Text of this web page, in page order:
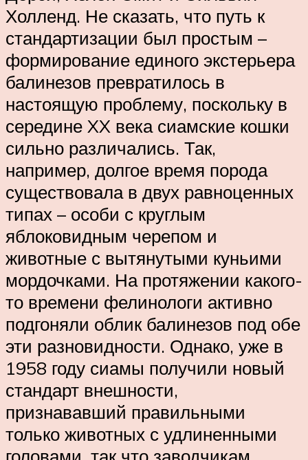
Холленд. Не сказать, что путь к
стандартизации был простым –
формирование единого экстерьера
балинезов превратилось в
настоящую проблему, поскольку в
середине XX века сиамские кошки
сильно различались. Так,
например, долгое время порода
существовала в двух равноценных
типах – особи с круглым
яблоковидным черепом и
животные с вытянутыми куньими
мордочками. На протяжении какого-
то времени фелинологи активно
подгоняли облик балинезов под обе
эти разновидности. Однако, уже в
1958 году сиамы получили новый
стандарт внешности,
признававший правильными
только животных с удлиненными